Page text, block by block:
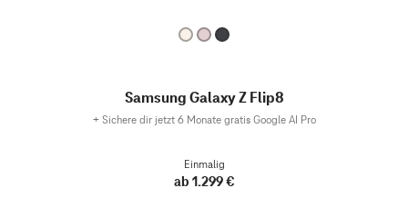
Samsung Galaxy Z Flip8
+ Sichere dir jetzt 6 Monate gratis Google AI Pro
Einmalig
ab 1.299 €